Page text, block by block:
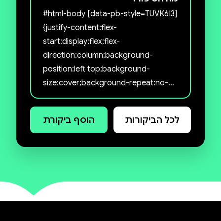
#html-body [data-pb-style=TUVK6I3]
{justify-content:flex-
start;display:flex;flex-
direction:column;background-
position:left top;background-
size:cover;background-repeat:no-
repeat;background-
attachment:scroll} רומן שנון קורע
מצחוק ומלא מחשבה על החיפוש של
מגי בסדר. למעשה, הכול טוב. נכון, היא
לכל הביקורות הוסף ביקורת